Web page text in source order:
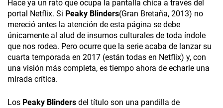
Hace ya un rato que ocupa la pantalla chica a través del
portal Netflix. Si Peaky Blinders(Gran Bretaña, 2013) no
mereció antes la atención de esta página se debe
únicamente al alud de insumos culturales de toda índole
que nos rodea. Pero ocurre que la serie acaba de lanzar su
cuarta temporada en 2017 (están todas en Netflix) y, con
una visión más completa, es tiempo ahora de echarle una
mirada crítica.
Los Peaky Blinders del título son una pandilla de